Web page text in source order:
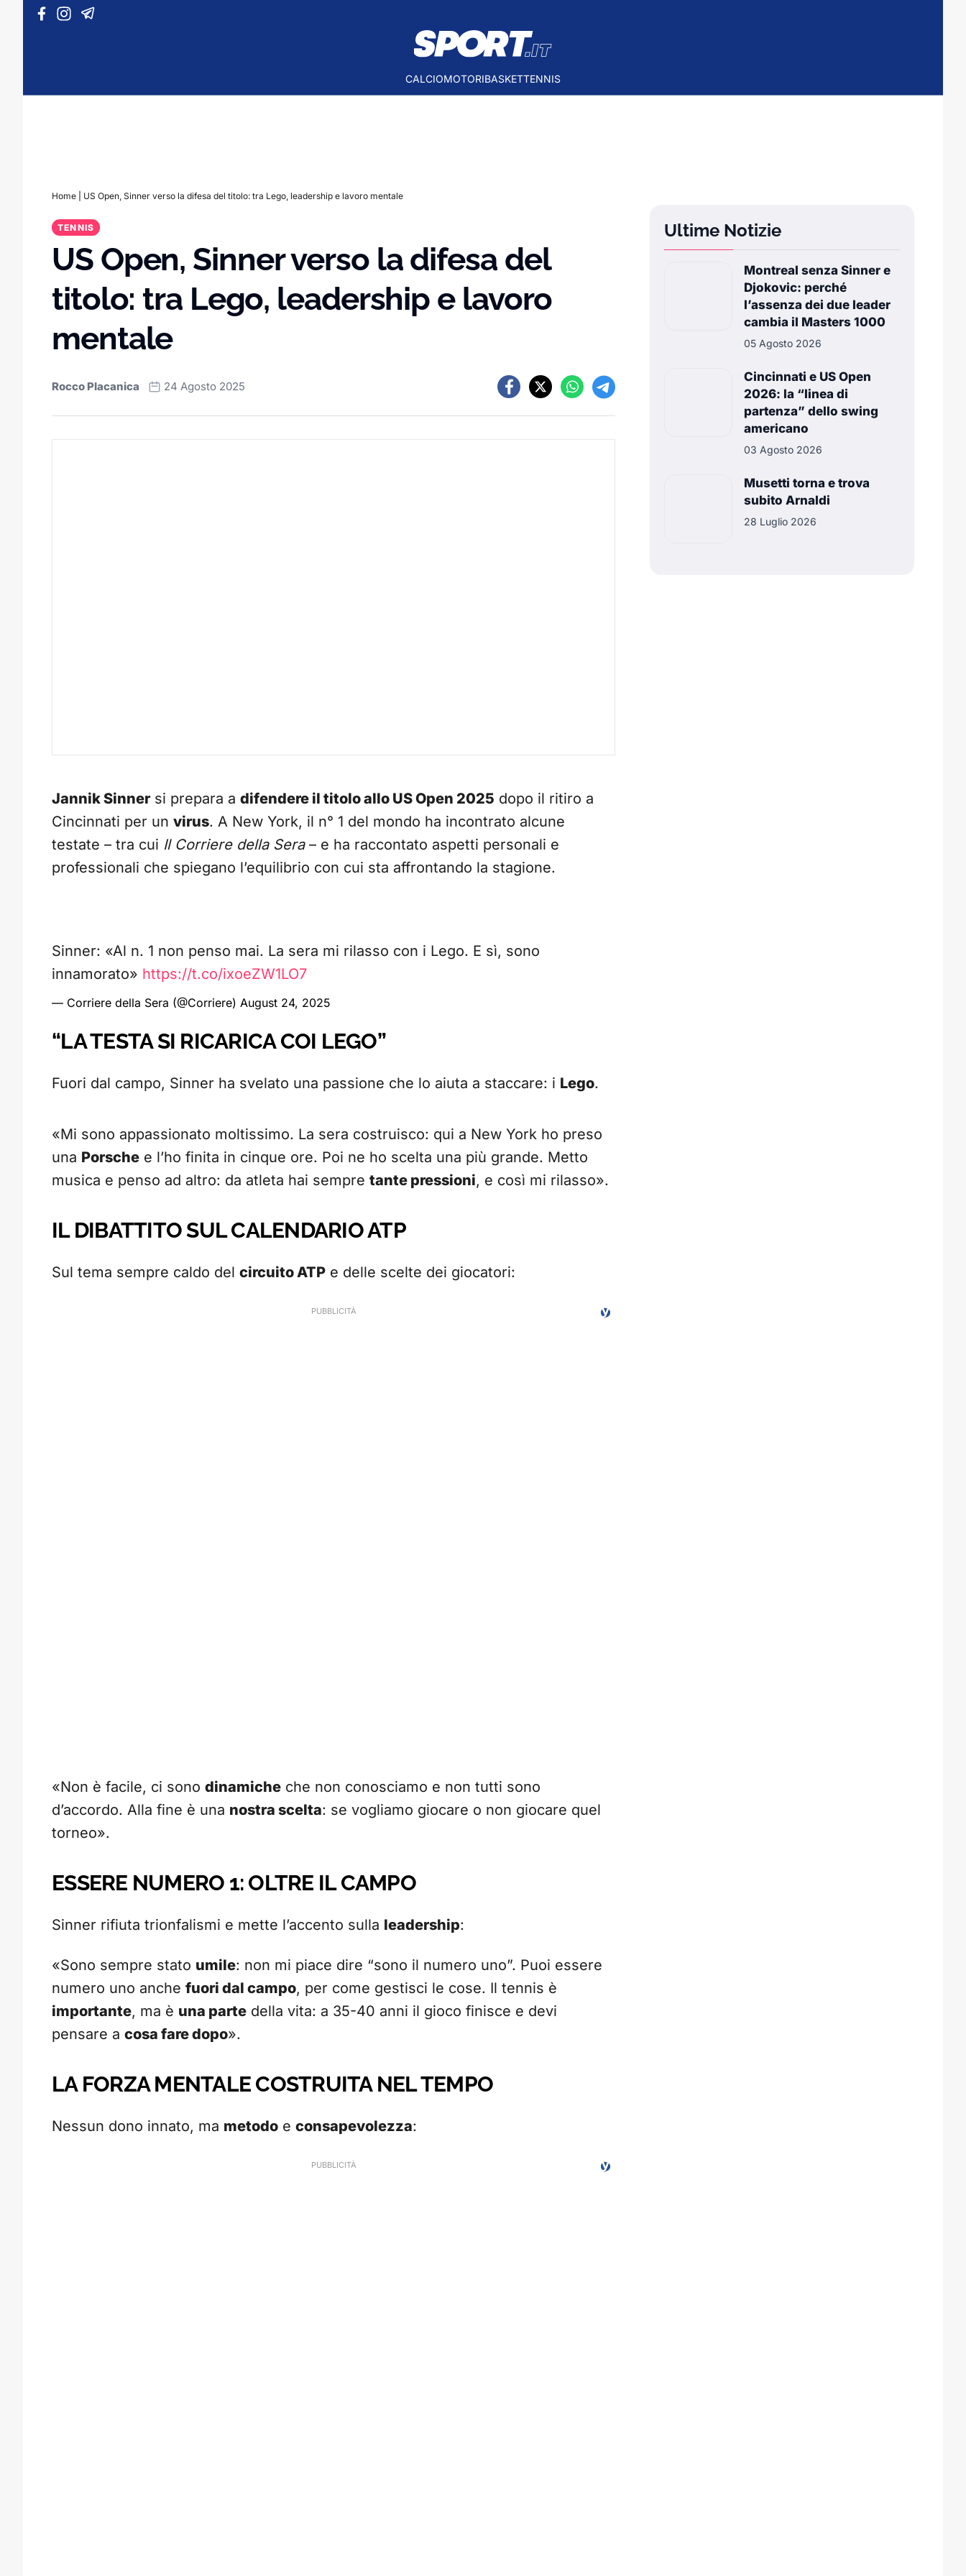
Vai al contenuto
CALCIOMOTORIBASKETTENNIS
Home US Open, Sinner verso la difesa del titolo: tra Lego, leadership e lavoro mentale
TENNIS
US Open, Sinner verso la difesa del
titolo: tra Lego, leadership e lavoro
mentale
Rocco Placanica 24 Agosto 2025
Jannik Sinner si prepara a difendere il titolo allo US Open 2025 dopo il ritiro a
Cincinnati per un virus. A New York, il n° 1 del mondo ha incontrato alcune
testate – tra cui Il Corriere della Sera– e ha raccontato aspetti personali e
professionali che spiegano l’equilibrio con cui sta affrontando la stagione.
Sinner: «Al n. 1 non penso mai. La sera mi rilasso con i Lego. E sì, sono
innamorato» https://t.co/ixoeZW1LO7
— Corriere della Sera (@Corriere) August 24, 2025
“LA TESTA SI RICARICA COI LEGO”
Fuori dal campo, Sinner ha svelato una passione che lo aiuta a staccare: i Lego.
«Mi sono appassionato moltissimo. La sera costruisco: qui a New York ho preso
una Porsche e l’ho finita in cinque ore. Poi ne ho scelta una più grande. Metto
musica e penso ad altro: da atleta hai sempre tante pressioni, e così mi rilasso».
IL DIBATTITO SUL CALENDARIO ATP
Sul tema sempre caldo del circuito ATP e delle scelte dei giocatori:
«Non è facile, ci sono dinamiche che non conosciamo e non tutti sono
d’accordo. Alla fine è una nostra scelta: se vogliamo giocare o non giocare quel
torneo».
ESSERE NUMERO 1: OLTRE IL CAMPO
Sinner rifiuta trionfalismi e mette l’accento sulla leadership:
«Sono sempre stato umile: non mi piace dire “sono il numero uno”. Puoi essere
numero uno anche fuori dal campo, per come gestisci le cose. Il tennis è
importante, ma è una parte della vita: a 35-40 anni il gioco finisce e devi
pensare a cosa fare dopo».
LA FORZA MENTALE COSTRUITA NEL TEMPO
Nessun dono innato, ma metodo e consapevolezza:
Ultime Notizie
Montreal senza Sinner e
Djokovic: perché
l’assenza dei due leader
cambia il Masters 1000
05 Agosto 2026
Cincinnati e US Open
2026: la “linea di
partenza” dello swing
americano
03 Agosto 2026
Musetti torna e trova
subito Arnaldi
28 Luglio 2026